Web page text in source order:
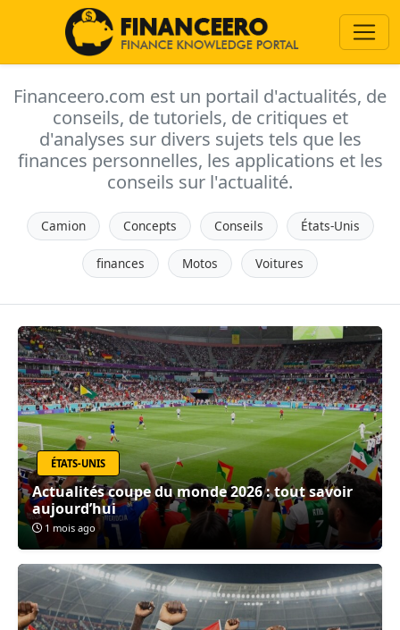
Financeero.com est un portail d'actualités, de
conseils, de tutoriels, de critiques et
d'analyses sur divers sujets tels que les
finances personnelles, les applications et les
conseils sur l'actualité.
Camion Concepts Conseils États-Unis
finances Motos Voitures
ÉTATS-UNIS
Actualités coupe du monde 2026 : tout savoir
aujourd’hui
1 mois ago